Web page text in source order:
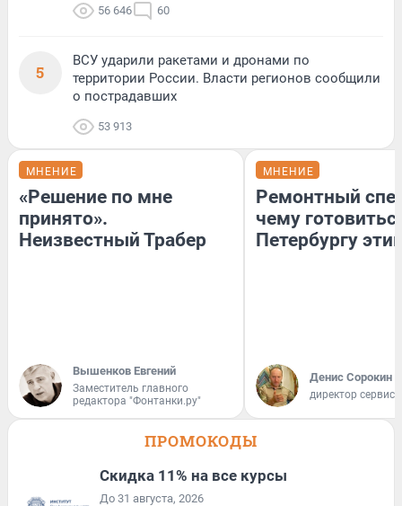
56 646 60
5
ВСУ ударили ракетами и дронами по
территории России. Власти регионов сообщили
о пострадавших
53 913
МНЕНИЕ
«Решение по мне
принято».
Неизвестный Трабер
Вышенков Евгений
Заместитель главного
редактора "Фонтанки.ру"
МНЕНИЕ
Ремонтный
чему
Петербургу
Денис Сорокин
директор
ПРОМОКОДЫ
Скидка 11% на все курсы
До 31 августа, 2026